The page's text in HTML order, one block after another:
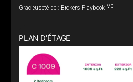
Gracieuseté de : Brokers Playbook MC
PLAN D’ÉTAGE